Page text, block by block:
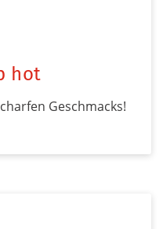
hot
Geschmacks!